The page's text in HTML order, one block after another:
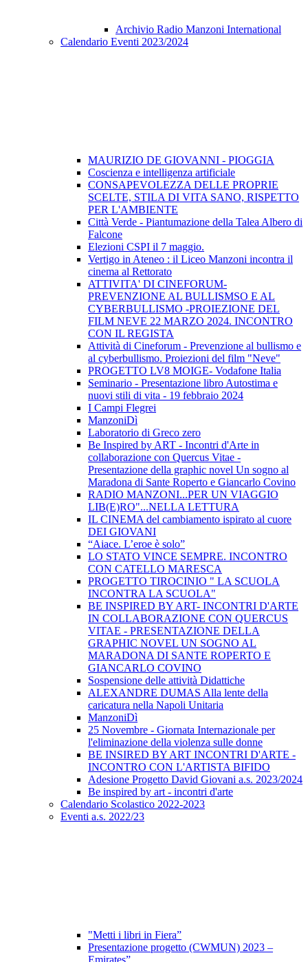
Archivio Radio Manzoni International
Calendario Eventi 2023/2024
MAURIZIO DE GIOVANNI - PIOGGIA
Coscienza e intelligenza artificiale
CONSAPEVOLEZZA DELLE PROPRIE
SCELTE, STILA DI VITA SANO, RISPETTO
PER L'AMBIENTE
Città Verde - Piantumazione della Talea Albero di
Falcone
Elezioni CSPI il 7 maggio.
Vertigo in Ateneo : il Liceo Manzoni incontra il
cinema al Rettorato
ATTIVITA' DI CINEFORUM-
PREVENZIONE AL BULLISMSO E AL
CYBERBULLISMO -PROIEZIONE DEL
FILM NEVE 22 MARZO 2024. INCONTRO
CON IL REGISTA
Attività di Cineforum - Prevenzione al bullismo e
al cyberbullismo. Proiezioni del film "Neve"
PROGETTO LV8 MOIGE- Vodafone Italia
Seminario - Presentazione libro Autostima e
nuovi stili di vita - 19 febbraio 2024
I Campi Flegrei
ManzoniDì
Laboratorio di Greco zero
Be Inspired by ART - Incontri d'Arte in
collaborazione con Quercus Vitae -
Presentazione della graphic novel Un sogno al
Maradona di Sante Roperto e Giancarlo Covino
RADIO MANZONI...PER UN VIAGGIO
LIB(E)RO"...NELLA LETTURA
IL CINEMA del cambiamento ispirato al cuore
DEI GIOVANI
“Aiace. L’eroe è solo”
LO STATO VINCE SEMPRE. INCONTRO
CON CATELLO MARESCA
PROGETTO TIROCINIO " LA SCUOLA
INCONTRA LA SCUOLA"
BE INSPIRED BY ART- INCONTRI D'ARTE
IN COLLABORAZIONE CON QUERCUS
VITAE - PRESENTAZIONE DELLA
GRAPHIC NOVEL UN SOGNO AL
MARADONA DI SANTE ROPERTO E
GIANCARLO COVINO
Sospensione delle attività Didattiche
ALEXANDRE DUMAS Alla lente della
caricatura nella Napoli Unitaria
ManzoniDì
25 Novembre - Giornata Internazionale per
l'eliminazione della violenza sulle donne
BE INSIRED BY ART INCONTRI D'ARTE -
INCONTRO CON L'ARTISTA BIFIDO
Adesione Progetto David Giovani a.s. 2023/2024
Be inspired by art - incontri d'arte
Calendario Scolastico 2022-2023
Eventi a.s. 2022/23
"Metti i libri in Fiera”
Presentazione progetto (CWMUN) 2023 –